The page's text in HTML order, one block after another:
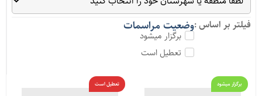
بر اساس :وضعیت مراسمات
برگزار میشود
تعطیل است
برگزار میشود تعطیل است